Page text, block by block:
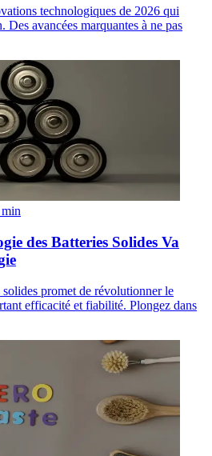
technologiques de 2026 qui
avancées marquantes à ne pas
min
des Batteries Solides Va
promet de révolutionner le
efficacité et fiabilité. Plongez dans